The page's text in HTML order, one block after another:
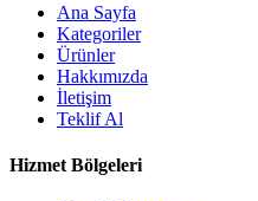
Ana Sayfa
Kategoriler
Ürünler
Hakkımızda
İletişim
Teklif Al
Hizmet Bölgeleri